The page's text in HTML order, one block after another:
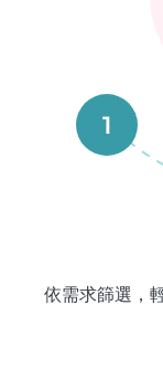
1
依需求篩選，